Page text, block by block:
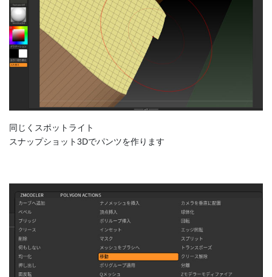
同じくスポットライト
スナップショット3Dでパンツを作ります